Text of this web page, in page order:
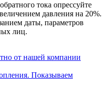
тока опрессуйте
давления на 20%.
даты, параметров
лиц.
от нашей компании
Показываем